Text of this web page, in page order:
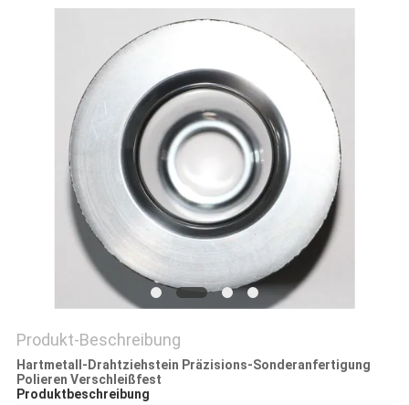
SIE EIN
ZITAT
SITEMAP
DATENSCHUTZRICHTLINIE
Produkt-Beschreibung
Hartmetall-Drahtziehstein Präzisions-Sonderanfertigung
Polieren Verschleißfest
Produktbeschreibung